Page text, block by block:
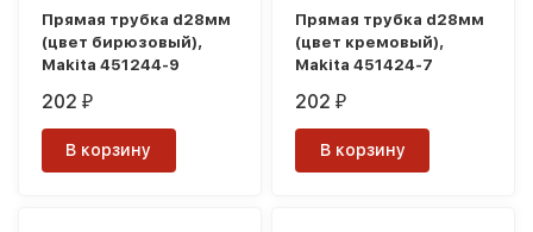
Прямая трубка d28мм
(цвет бирюзовый),
Makita 451244-9
202₽
В корзину
Прямая трубка d28мм
(цвет кремовый),
Makita 451424-7
202₽
В корзину